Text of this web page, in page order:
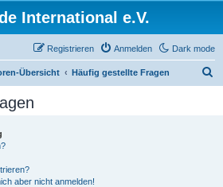
International e.V.
Dark mode
Anmelden
Registrieren
Übersicht Häufig gestellte Fragen
aber nicht anmelden!